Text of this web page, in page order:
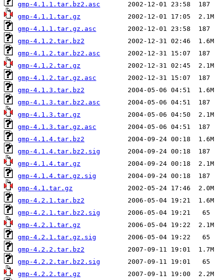
gmp-4.1.1.tar.bz2.asc
gmp-4.1.1.tar.gz
gmp-4.1.1.tar.gz.asc
gmp-4.1.2.tar.bz2
gmp-4.1.2.tar.bz2.asc
gmp-4.1.2.tar.gz
gmp-4.1.2.tar.gz.asc
gmp-4.1.3.tar.bz2
gmp-4.1.3.tar.bz2.asc
gmp-4.1.3.tar.gz
gmp-4.1.3.tar.gz.asc
gmp-4.1.4.tar.bz2
gmp-4.1.4.tar.bz2.sig
gmp-4.1.4.tar.gz
gmp-4.1.4.tar.gz.sig
gmp-4.1.tar.gz
gmp-4.2.1.tar.bz2
gmp-4.2.1.tar.bz2.sig
gmp-4.2.1.tar.gz
gmp-4.2.1.tar.gz.sig
gmp-4.2.2.tar.bz2
gmp-4.2.2.tar.bz2.sig
gmp-4.2.2.tar.gz